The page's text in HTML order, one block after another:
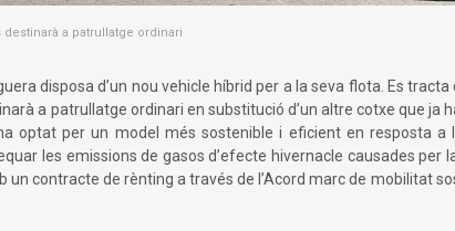
destinarà a patrullatge ordinari
disposa d’un nou vehicle híbrid per a la seva flota. Es
a patrullatge ordinari en substitució d’un altre cotxe que ja
optat per un model més sostenible i eficient en resposta a
les emissions de gasos d’efecte hivernacle causades per
un contracte de rènting a través de l’Acord marc de mobilitat